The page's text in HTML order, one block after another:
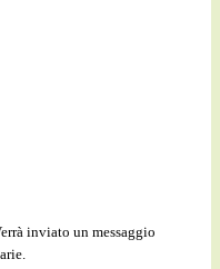
inviato un messaggio